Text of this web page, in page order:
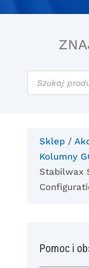
produktów
Sklep/
Kolumny
Stabilwax
Pomoc i